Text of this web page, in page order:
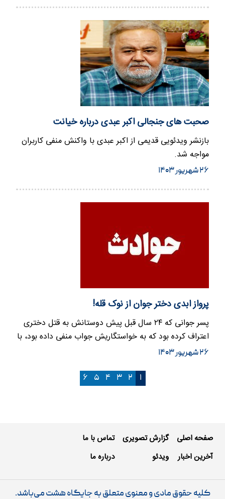
صحبت های جنجالی اکبر عبدی درباره خیانت
بازنشر ویدئویی قدیمی از اکبر عبدی با واکنش منفی کاربران
مواجه شد.
۲۶ شهریور ۱۴۰۳
پرواز ابدی دختر جوان از نوک قله!
پسر جوانی که ۲۴ سال قبل پیش دوستانش به قتل دختری
اعتراف کرده بود که به خواستگاریش جواب منفی داده بود، با
شکایت پدر…
۲۶ شهریور ۱۴۰۳
۱ ۲ ۳ ۴ ۵ ۶
صفحه اصلی
آخرین اخبار
گزارش تصویری
ویدئو
تماس با ما
درباره ما
کلیه حقوق مادی و معنوی متعلق به جایگاه هشت می‌باشد.